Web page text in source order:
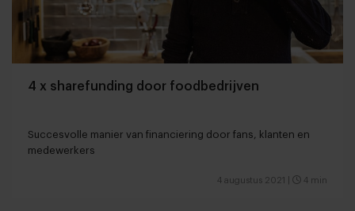
4 x sharefunding door foodbedrijven
Succesvolle manier van financiering door fans, klanten en
medewerkers
4 augustus 2021 4 min